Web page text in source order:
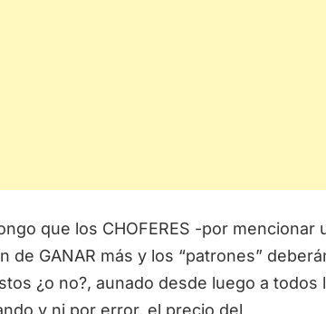
que los CHOFERES -por mencionar
GANAR más y los “patrones”
¿o no?, aunado desde luego a todos
y ni por error, el precio del